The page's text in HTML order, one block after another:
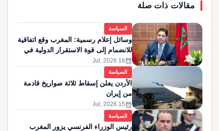
مقالات ذات صلة
السياسة
وسائل إعلام رسمية: المغرب وقع اتفاقية
للانضمام إلى قوة الاستقرار الدولية في
غزة
calendar_month
16 Jul, 2026
السياسة
الأردن يعلن إسقاط ثلاثة صواريخ قادمة
من إيران
calendar_month
15 Jul, 2026
السياسة
رئيس الوزراء الفرنسي يزور المغرب